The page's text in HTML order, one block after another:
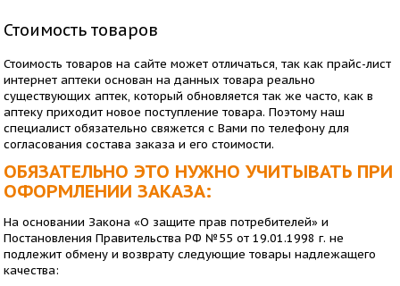
Стоимость товаров
Стоимость товаров на сайте может отличаться, так как прайс-лист
интернет аптеки основан на данных товара реально
существующих аптек, который обновляется так же часто, как в
аптеку приходит новое поступление товара. Поэтому наш
специалист обязательно свяжется с Вами по телефону для
согласования состава заказа и его стоимости.
ОБЯЗАТЕЛЬНО ЭТО НУЖНО УЧИТЫВАТЬ ПРИ
ОФОРМЛЕНИИ ЗАКАЗА:
На основании Закона «О защите прав потребителей» и
Постановления Правительства РФ №55 от 19.01.1998 г. не
подлежит обмену и возврату следующие товары надлежащего
качества: